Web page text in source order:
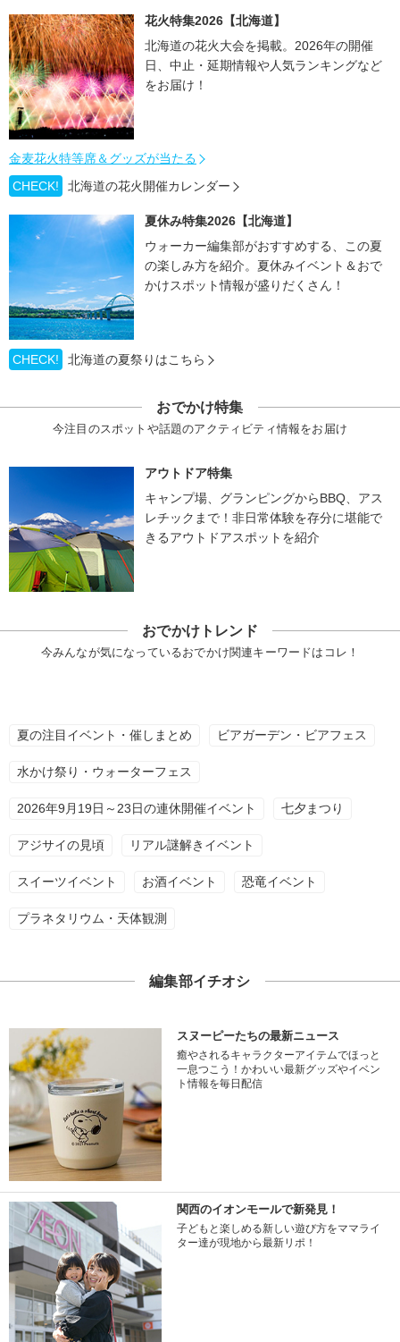
花火特集2026【北海道】
北海道の花火大会を掲載。2026年の開催
日、中止・延期情報や人気ランキングなど
をお届け！
金麦花火特等席＆グッズが当たる
CHECK!
北海道の花火開催カレンダー
夏休み特集2026【北海道】
ウォーカー編集部がおすすめする、この夏
の楽しみ方を紹介。夏休みイベント＆おで
かけスポット情報が盛りだくさん！
CHECK! 北海道の夏祭りはこちら
おでかけ特集
今注目のスポットや話題のアクティビティ情報をお届け
アウトドア特集
キャンプ場、グランピングからBBQ、アス
レチックまで！非日常体験を存分に堪能で
きるアウトドアスポットを紹介
おでかけトレンド
今みんなが気になっているおでかけ関連キーワードはコレ！
夏の注目イベント・催しまとめ ビアガーデン・ビアフェス
水かけ祭り・ウォーターフェス
2026年9月19日～23日の連休開催イベント 七夕まつり
アジサイの見頃 リアル謎解きイベント
スイーツイベント お酒イベント 恐竜イベント
プラネタリウム・天体観測
編集部イチオシ
スヌーピーたちの最新ニュース
癒やされるキャラクターアイテムでほっと
一息つこう！かわいい最新グッズやイベン
ト情報を毎日配信
関西のイオンモールで新発見！
子どもと楽しめる新しい遊び方をママライ
ター達が現地から最新リポ！